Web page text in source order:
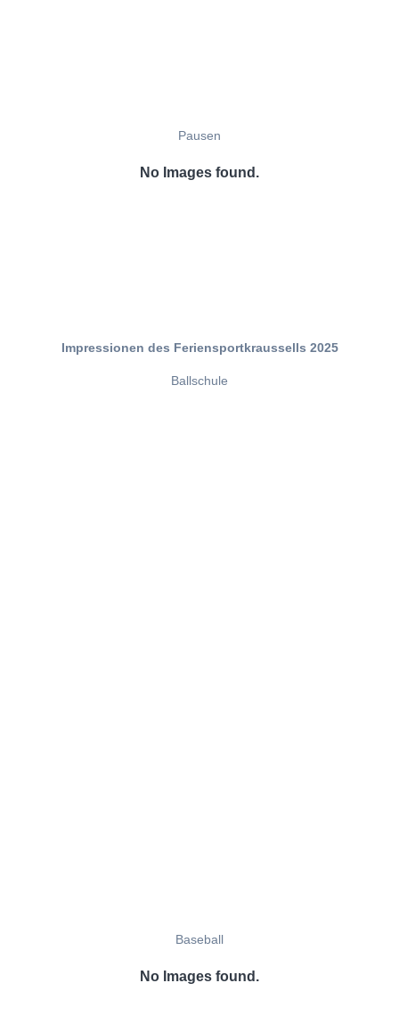
Pausen
No Images found.
Impressionen des Feriensportkraussells 2025
Ballschule
Baseball
No Images found.